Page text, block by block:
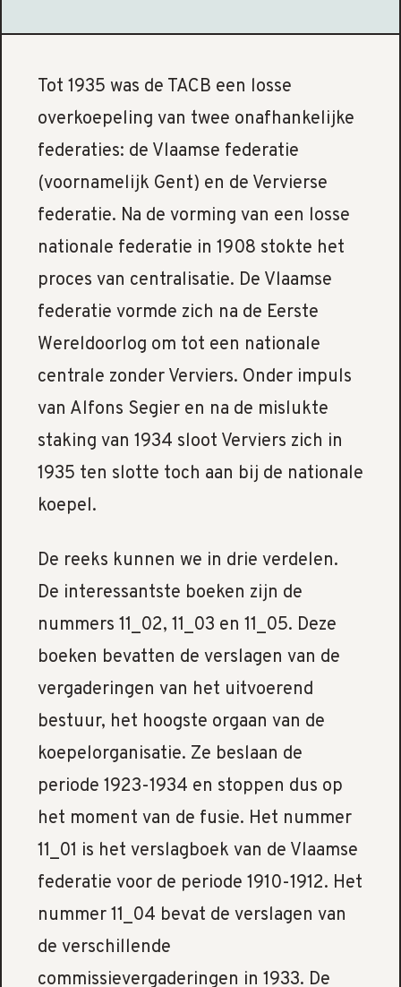
Tot 1935 was de TACB een losse
overkoepeling van twee onafhankelijke
federaties: de Vlaamse federatie
(voornamelijk Gent) en de Vervierse
federatie. Na de vorming van een losse
nationale federatie in 1908 stokte het
proces van centralisatie. De Vlaamse
federatie vormde zich na de Eerste
Wereldoorlog om tot een nationale
centrale zonder Verviers. Onder impuls
van Alfons Segier en na de mislukte
staking van 1934 sloot Verviers zich in
1935 ten slotte toch aan bij de nationale
koepel.
De reeks kunnen we in drie verdelen.
De interessantste boeken zijn de
nummers 11_02, 11_03 en 11_05. Deze
boeken bevatten de verslagen van de
vergaderingen van het uitvoerend
bestuur, het hoogste orgaan van de
koepelorganisatie. Ze beslaan de
periode 1923-1934 en stoppen dus op
het moment van de fusie. Het nummer
11_01 is het verslagboek van de Vlaamse
federatie voor de periode 1910-1912. Het
nummer 11_04 bevat de verslagen van
de verschillende
commissievergaderingen in 1933. De